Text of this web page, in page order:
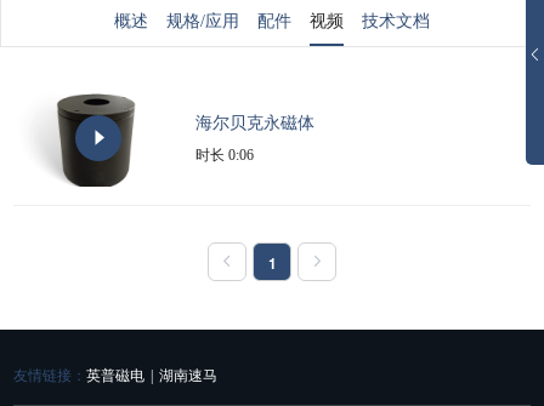
概述 规格/应用 配件 视频 技术文档
海尔贝克永磁体
时长 0:06
1
友情链接：英普磁电 湖南速马